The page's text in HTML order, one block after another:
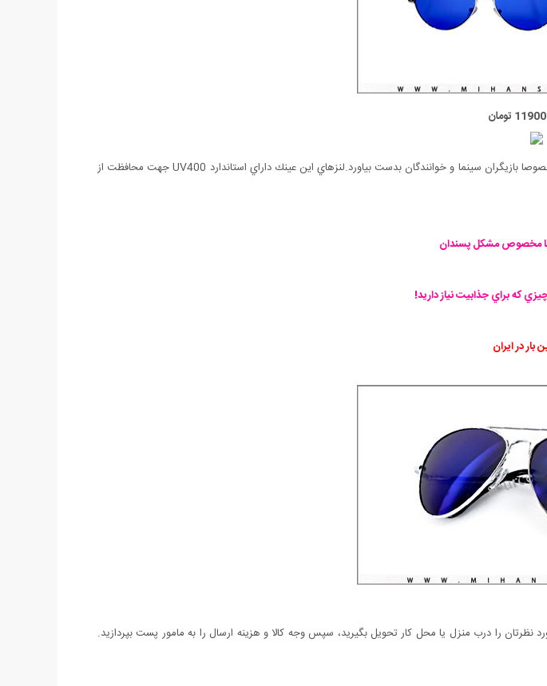
تومان
عينك مذكور به دليل طراحي بسيار زيبا و مدرن توانسته است محبوبيت بسياري در بين اقشار مختلف مخصوصا بازیگران سینما و خوانندگان بدست بياورد.لنزهاي اين عينك داراي استاندارد UV400 جهت محافظت از
مخصوص مشكل پسندان
كه براي جذابيت نياز داريد!
بار در ایران
را درب منزل یا محل کار تحویل بگیرید، سپس وجه کالا و هزینه ارسال را به مامور پست بپردازید.